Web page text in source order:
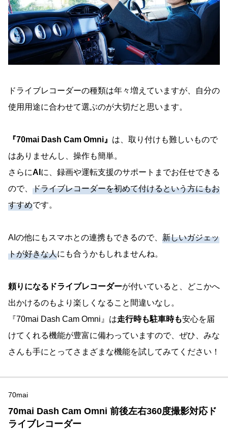
ドライブレコーダーの種類は年々増えていますが、自分の
使用用途に合わせて選ぶのが大切だと思います。
『70mai Dash Cam Omni』 は、取り付けも難しいもので
はありませんし、操作も簡単。
さらにAI に、録画や運転支援のサポートまでお任せできる
ので、 ドライブレコーダーを初めて付けるという方にもお
すすめです。
AIの他にもスマホとの連携もできるので、 新しいガジェッ
トが好きな人にも合うかもしれませんね。
頼りになるドライブレコーダーが付いていると、どこかへ
出かけるのもより楽しくなること間違いなし。
『70mai Dash Cam Omni』は走行時も駐車時も安心を届
けてくれる機能が豊富に備わっていますので、ぜひ、みな
さんも手にとってさまざまな機能を試してみてください！
70mai
70mai Dash Cam Omni 前後左右360度撮影対応ド
ライブレコーダー